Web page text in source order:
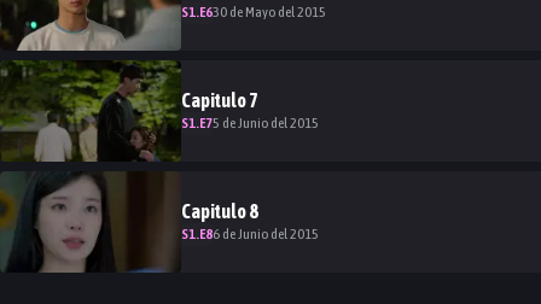
S1.E630 de Mayo del 2015
Capitulo7
S1.E75 de Junio del 2015
Capitulo8
S1.E86 de Junio del 2015